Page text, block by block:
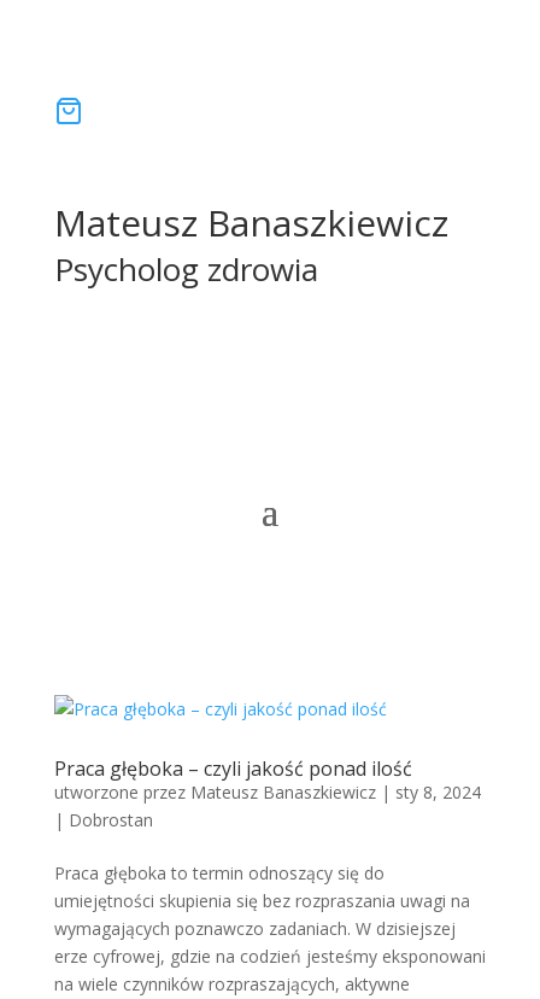
Mateusz Banaszkiewicz
Psycholog zdrowia
Praca głęboka – czyli jakość ponad ilość
utworzone przez Mateusz Banaszkiewicz| sty 8, 2024
| Dobrostan
Praca głęboka to termin odnoszący się do
umiejętności skupienia się bez rozpraszania uwagi na
wymagających poznawczo zadaniach. W dzisiejszej
erze cyfrowej, gdzie na codzień jesteśmy eksponowani
na wiele czynników rozpraszających, aktywne